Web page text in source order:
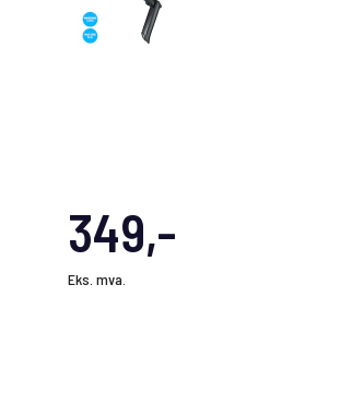
349,-
Eks. mva.